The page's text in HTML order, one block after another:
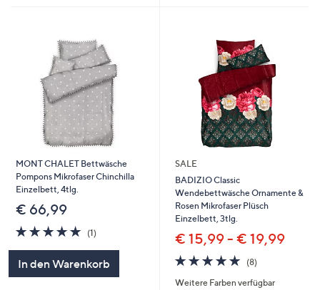
MONT CHALET Bettwäsche
Pompons Mikrofaser Chinchilla
Einzelbett, 4tlg.
€ 66,99
5.0
von
5
(1)
In den Warenkorb
SALE
BADIZIO Classic
Wendebettwäsche Ornamente &
Rosen Mikrofaser Plüsch
Einzelbett, 3tlg.
€ 15,99 - € 19,99
4.9
von
5
(8)8
Weitere Farben verfügbar